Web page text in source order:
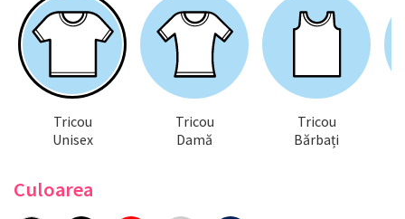
Tricou
Unisex
Tricou
Damă
Tricou
Bărbați
Culoarea